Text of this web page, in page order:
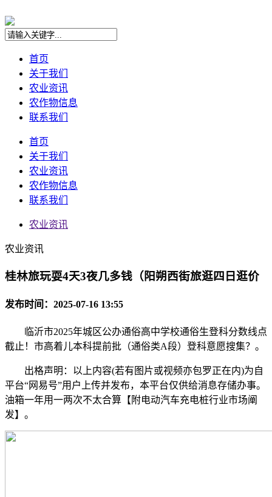
首页
关于我们
农业资讯
农作物信息
联系我们
首页
关于我们
农业资讯
农作物信息
联系我们
农业资讯
农业资讯
桂林旅玩耍4天3夜几多钱（阳朔西街旅逛四日逛价
发布时间：2025-07-16 13:55
临沂市2025年城区公办通俗高中学校通俗生登科分数线点
截止！市高着儿本科提前批（通俗类A段）登科意愿搜集？。
出格声明：以上内容(若有图片或视频亦包罗正在内)为自
平台“网易号”用户上传并发布，本平台仅供给消息存储办事。
油箱一年用一两次不太合算【附电动汽车充电桩行业市场阐
发】。